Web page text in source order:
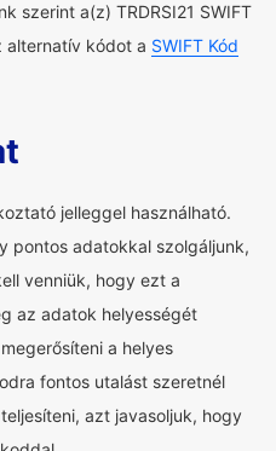
szerint a(z) TRDRSI21 SWIFT
alternatív kódot a SWIFT Kód
jelleggel használható.
pontos adatokkal szolgáljunk,
venniük, hogy ezt a
az adatok helyességét
a helyes
fontos utalást szeretnél
azt javasoljuk, hogy